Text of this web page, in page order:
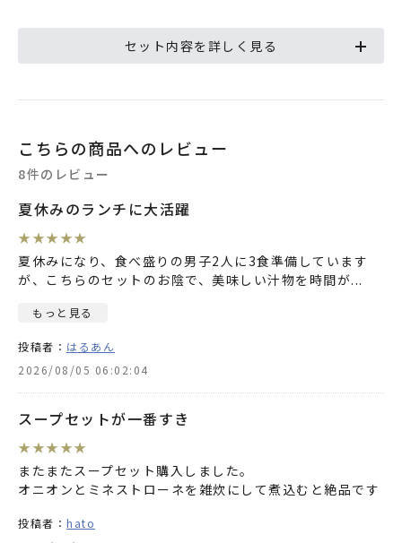
セット内容を詳しく見る
こちらの商品へのレビュー
8件のレビュー
夏休みのランチに大活躍
★ ★★ ★★
夏休みになり、食べ盛りの男子2人に3食準備しています
が、こちらのセットのお陰で、美味しい汁物を時間が...
もっと見る
投稿者： はるあん
2026/08/05 06:02:04
スープセットが一番すき
★ ★★ ★★
またまたスープセット購入しました。
オニオンとミネストローネを雑炊にして煮込むと絶品です
投稿者： hato